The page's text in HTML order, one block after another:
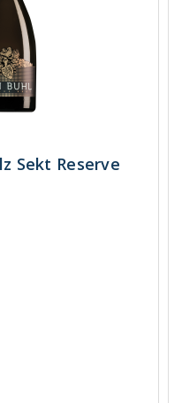
Sekt Reserve